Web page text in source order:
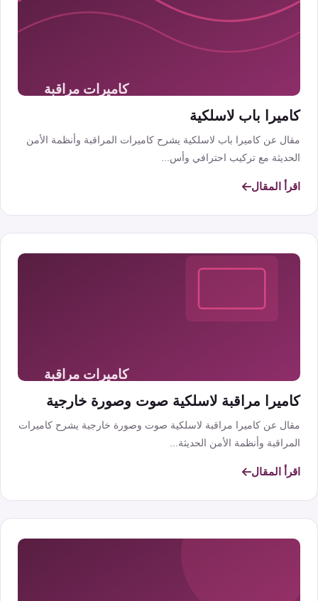
كاميرا باب لاسلكية
مقال عن كاميرا باب لاسلكية يشرح كاميرات المراقبة وأنظمة الأمن
الحديثة مع تركيب احترافي وأس...
اقرأ المقال
كاميرا مراقبة لاسلكية صوت وصورة خارجية
مقال عن كاميرا مراقبة لاسلكية صوت وصورة خارجية يشرح كاميرات
المراقبة وأنظمة الأمن الحديثة...
اقرأ المقال